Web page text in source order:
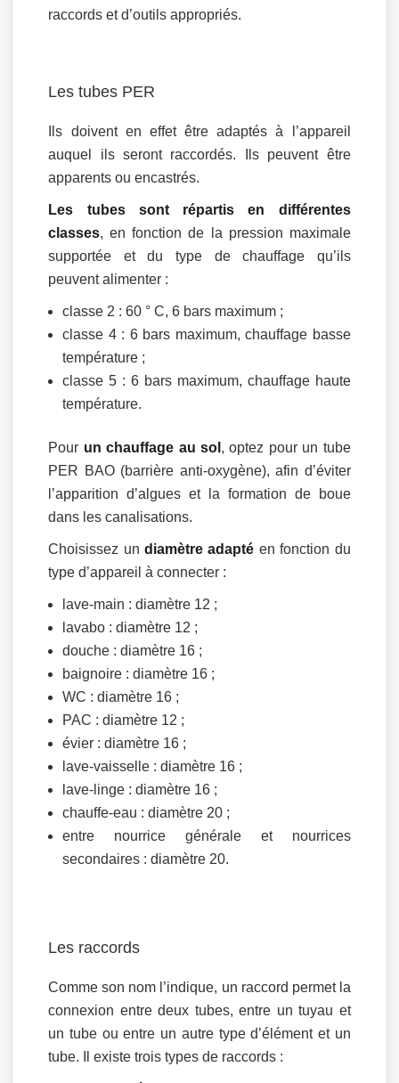
raccords et d’outils appropriés.
Les tubes PER
Ils doivent en effet être adaptés à l’appareil
auquel ils seront raccordés. Ils peuvent être
apparents ou encastrés.
Les tubes sont répartis en différentes
classes, en fonction de la pression maximale
supportée et du type de chauffage qu’ils
peuvent alimenter :
classe 2 : 60 ° C, 6 bars maximum ;
classe 4 : 6 bars maximum, chauffage basse
température ;
classe 5 : 6 bars maximum, chauffage haute
température.
Pour un chauffage au sol , optez pour un tube
PER BAO (barrière anti-oxygène), afin d’éviter
l’apparition d’algues et la formation de boue
dans les canalisations.
Choisissez undiamètre adapté en fonction du
type d’appareil à connecter :
lave-main : diamètre 12 ;
lavabo : diamètre 12 ;
douche : diamètre 16 ;
baignoire : diamètre 16 ;
WC : diamètre 16 ;
PAC : diamètre 12 ;
évier : diamètre 16 ;
lave-vaisselle : diamètre 16 ;
lave-linge : diamètre 16 ;
chauffe-eau : diamètre 20 ;
entre nourrice générale et nourrices
secondaires : diamètre 20.
Les raccords
Comme son nom l’indique, un raccord permet la
connexion entre deux tubes, entre un tuyau et
un tube ou entre un autre type d’élément et un
tube. Il existe trois types de raccords :